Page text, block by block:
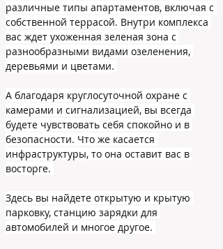
различные типы апартаментов, включая с
собственной террасой. Внутри комплекса
вас ждет ухоженная зеленая зона с
разнообразными видами озеленения,
деревьями и цветами.
А благодаря круглосуточной охране с
камерами и сигнализацией, вы всегда
будете чувствовать себя спокойно и в
безопасности. Что же касается
инфраструктуры, то она оставит вас в
восторге.
Здесь вы найдете открытую и крытую
парковку, станцию зарядки для
автомобилей и многое другое.